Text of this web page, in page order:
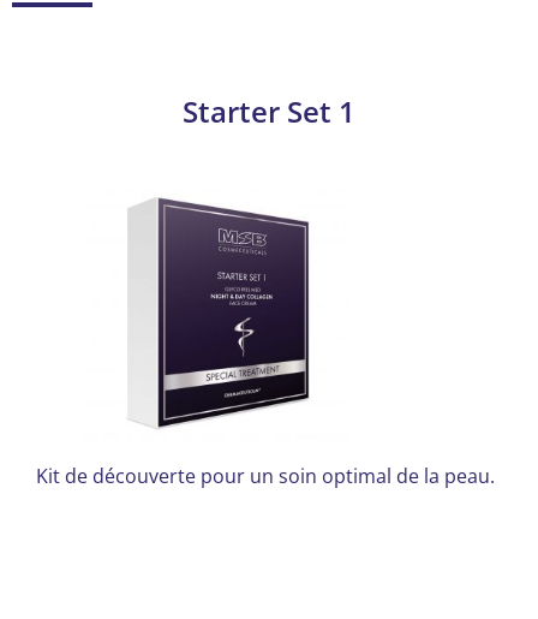
Starter Set 1
Kit de découverte pour un soin optimal de la peau.